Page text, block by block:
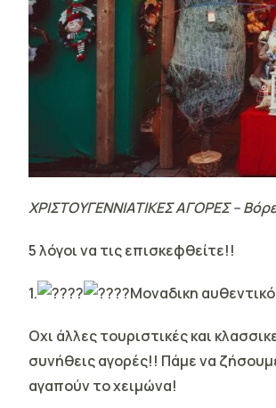
ΧΡΙΣΤΟΥΓΕΝΝΙΑΤΙΚΕΣ ΑΓΟΡΕΣ –
5 λόγοι να τις επισκεφθείτε!!
1. Μοναδικη
Οχι άλλες τουριστικές και
συνήθεις αγορές!! Πάμε να
αγαπούν το χειμώνα!